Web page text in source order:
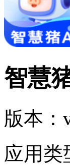
智慧
版本：
应用类